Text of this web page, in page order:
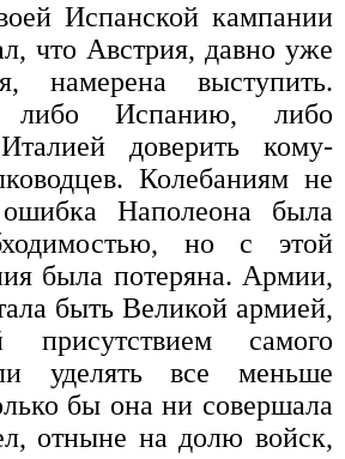
Испанской кампании
что Австрия, давно уже
намерена выступить.
либо Испанию, либо
доверить кому-
Колебаниям не
Наполеона была
но с этой
была потеряна. Армии,
быть Великой армией,
присутствием самого
уделять все меньше
бы она ни совершала
отныне на долю войск,